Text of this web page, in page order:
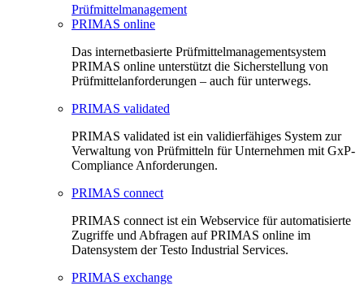
Prüfmittelmanagement
PRIMAS online
Das internetbasierte Prüfmittelmanagementsystem
PRIMAS online unterstützt die Sicherstellung von
Prüfmittelanforderungen – auch für unterwegs.
PRIMAS validated
PRIMAS validated ist ein validierfähiges System zur
Verwaltung von Prüfmitteln für Unternehmen mit GxP-
Compliance Anforderungen.
PRIMAS connect
PRIMAS connect ist ein Webservice für automatisierte
Zugriffe und Abfragen auf PRIMAS online im
Datensystem der Testo Industrial Services.
PRIMAS exchange